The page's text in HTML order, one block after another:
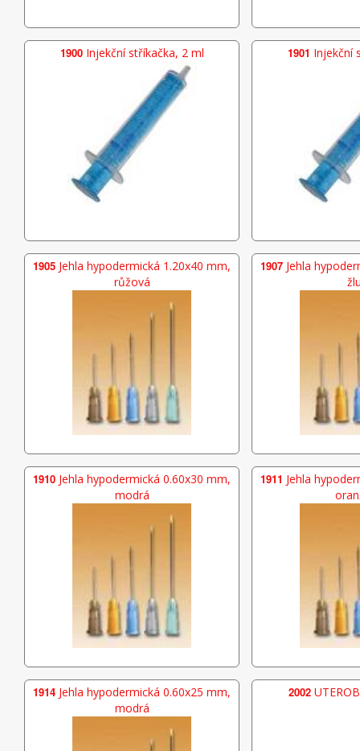
1900Injekční stříkačka, 2 ml 1901 Injekční
1905 Jehla hypodermická 1.20x40 mm,
růžová
1907 Jehla
1910 Jehla hypodermická 0.60x30 mm,
modrá
1911 Jehla
1914 Jehla hypodermická 0.60x25 mm,
modrá
2002